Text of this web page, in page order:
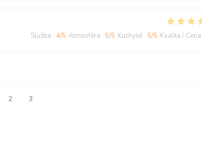
Služba : 4/5 Atmosféra : 5/5 Kuchyně : 5/5 Kvalita / Cena
2 3